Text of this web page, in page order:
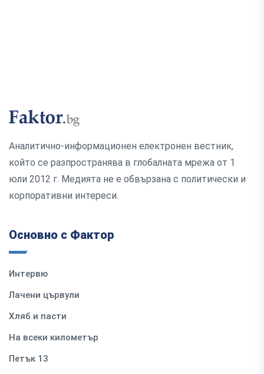
Аналитично-информационен електронен вестник,
който се разпространява в глобалната мрежа от 1
юли 2012 г. Медията не е обвързана с политически и
корпоративни интереси.
Основно с Фактор
Интервю
Лачени цървули
Хляб и пасти
На всеки километър
Петък 13